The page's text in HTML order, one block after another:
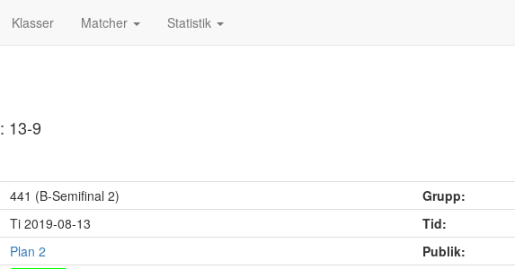
Klasser Matcher Statistik
: 13-9
441 (B-Semifinal 2) Grupp:
Ti 2019-08-13 Tid:
Plan 2
Publik: